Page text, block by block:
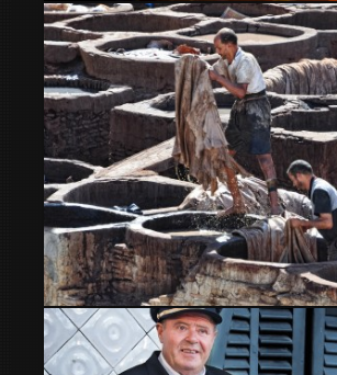
Astro UB40
trabajadores